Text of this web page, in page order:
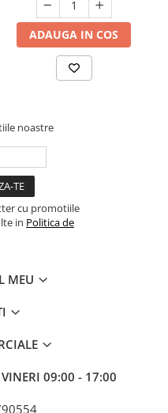
ADAUGA IN COS
noastre
cu promotiile
in Politica de
MEU
09:00 - 17:00